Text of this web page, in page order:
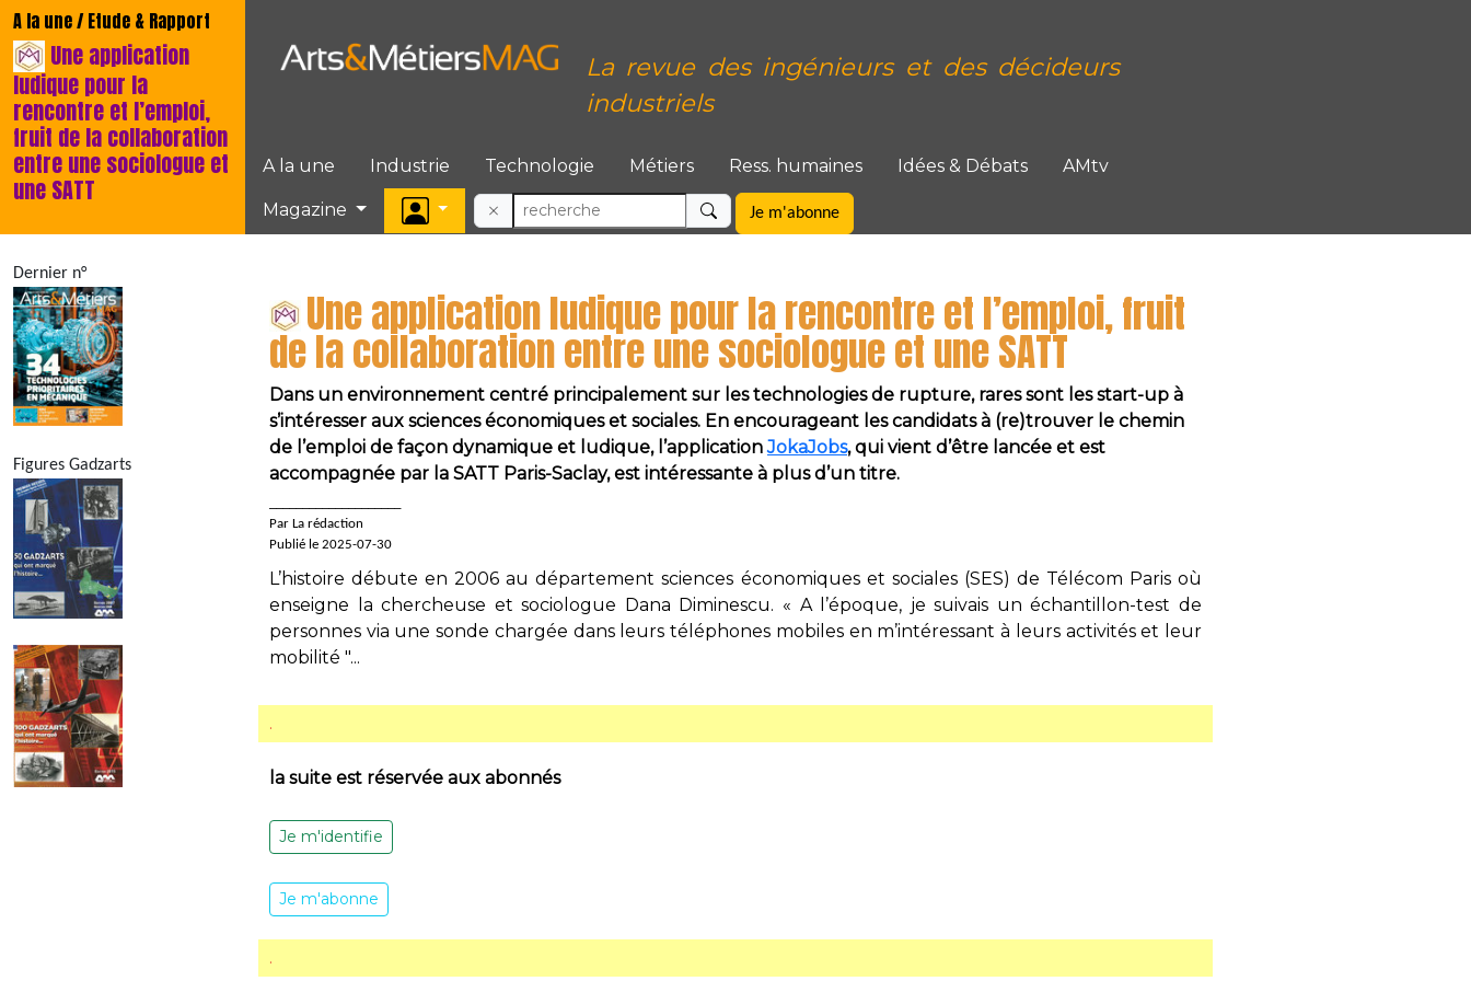
A la une / Etude & Rapport
Une application
ludique pour la
rencontre et l’emploi,
fruit de la collaboration
entre une sociologue et
une SATT
La revue des ingénieurs et des décideurs
industriels
A la une Industrie Technologie Métiers Ress. humaines Idées & Débats AMtv
Magazine Je m'abonne
Dernier n°
Figures Gadzarts
Une application ludique pour la rencontre et l’emploi, fruit
de la collaboration entre une sociologue et une SATT
Dans un environnement centré principalement sur les technologies de rupture, rares sont les start-up à
s’intéresser aux sciences économiques et sociales. En encourageant les candidats à (re)trouver le chemin
de l’emploi de façon dynamique et ludique, l’applicationJokaJobs, qui vient d’être lancée et est
accompagnée par la SATT Paris-Saclay, est intéressante à plus d’un titre.
Par La rédaction
Publié le 2025-07-30
L’histoire débute en 2006 au département sciences économiques et sociales (SES) de Télécom Paris où
enseigne la chercheuse et sociologue Dana Diminescu. « A l’époque, je suivais un échantillon-test de
personnes via une sonde chargée dans leurs téléphones mobiles en m’intéressant à leurs activités et leur
mobilité "...
.
la suite est réservée aux abonnés
Je m'identifie
Je m'abonne
.